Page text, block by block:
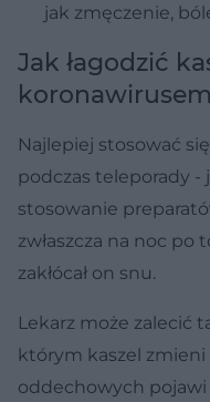
jak zmęczenie,
Jak łagodzić
Najlepiej stosować
podczas teleporady
stosowanie
zwłaszcza na noc po
zakłócał on snu.
Lekarz może zalecić
którym kaszel zmieni
oddechowych pojawi